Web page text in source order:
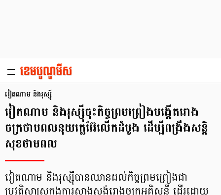
វៀតណាម និងរុស្ស៊ី
វៀតណាម និងរុស្ស៊ីចុះកិច្ចព្រមព្រៀងបង្កើតរោង
ចក្រថាមពលនុយក្លេអ៊ែលើកដំបូង ដើម្បីពង្រឹងសន្តិ
សុខថាមពល
វៀតណាម និងរុស្ស៊ីបានឈានដល់កិច្ចព្រមព្រៀងជា
ប្រវត្តិសាស្ត្រក្នុងការសាងសង់រោងចក្រអគ្គិសនី ដើរដោយ